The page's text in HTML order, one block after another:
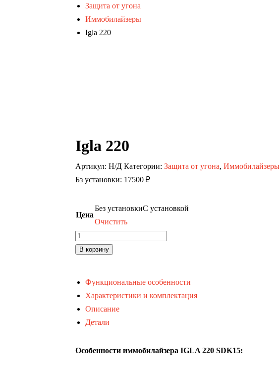
Защита от угона
Иммобилайзеры
Igla 220
Igla 220
Артикул: Н/Д Категории: Защита от угона, Иммобилайзеры
Бз установки: 17500 ₽
Цена
Без установкиС установкой
Очистить
Количество
товара
В корзину
Функциональные особенности
Характеристики и комплектация
Описание
Детали
Особенности иммобилайзера IGLA 220 SDK15: